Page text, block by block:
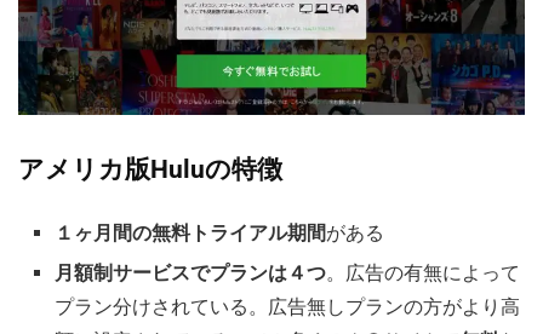
アメリカ版Huluの特徴
１ヶ月間の無料トライアル期間がある
月額制サービスでプランは４つ。広告の有無によって
プラン分けされている。広告無しプランの方がより高